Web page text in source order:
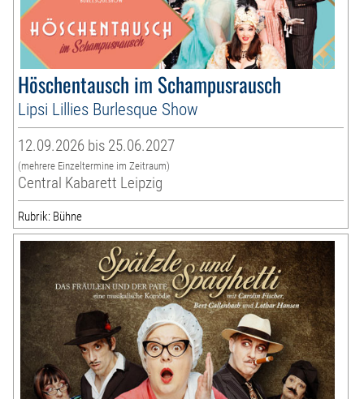
Höschentausch im Schampusrausch
Lipsi Lillies Burlesque Show
12.09.2026 bis 25.06.2027
(mehrere Einzeltermine im Zeitraum)
Central Kabarett Leipzig
Rubrik: Bühne